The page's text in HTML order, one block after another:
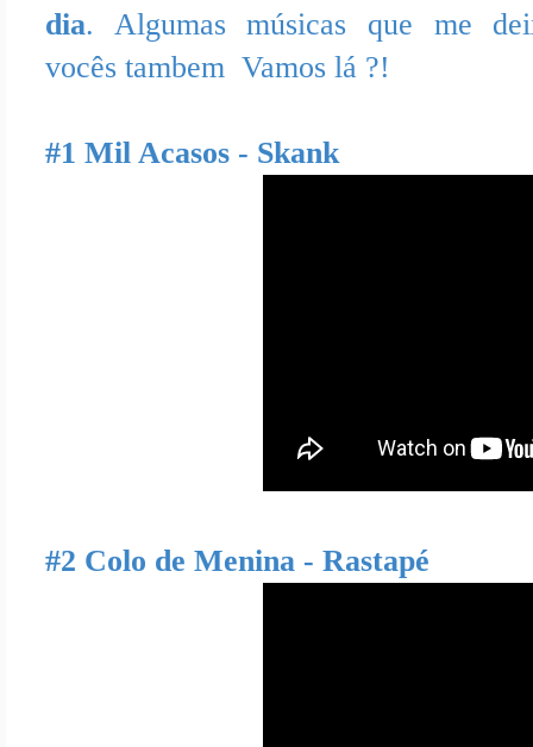
dia. Algumas músicas que me
vocês tambem Vamos lá ?!
#1 Mil Acasos - Skank
#2 Colo de Menina - Rastapé